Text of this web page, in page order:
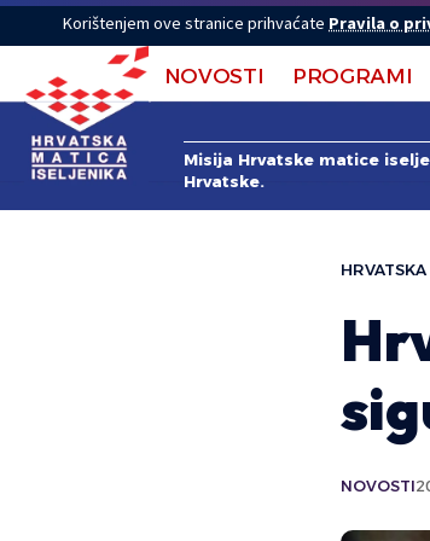
Korištenjem ove stranice prihvaćate Pravila o
NOVOSTI PROGRAMI
Misija Hrvatske matice
Hrvatske.
NOVOSTI